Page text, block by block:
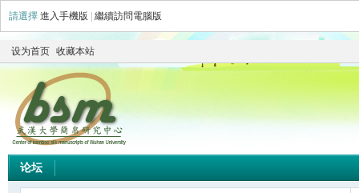
請選擇 進入手機版 繼續訪問電腦版
设为首页 收藏本站
论坛